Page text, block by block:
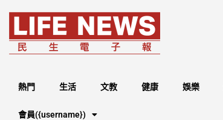
熱門 生活 文教 健康 娛樂
會員({username})